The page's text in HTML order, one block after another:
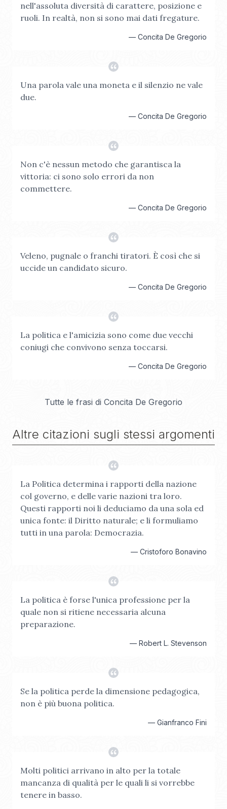
nell'assoluta diversità di carattere, posizione e
ruoli. In realtà, non si sono mai dati fregature.
— Concita De Gregorio
Una parola vale una moneta e il silenzio ne vale
due.
— Concita De Gregorio
Non c'è nessun metodo che garantisca la
vittoria: ci sono solo errori da non
commettere.
— Concita De Gregorio
Veleno, pugnale o franchi tiratori. È così che si
uccide un candidato sicuro.
— Concita De Gregorio
La politica e l'amicizia sono come due vecchi
coniugi che convivono senza toccarsi.
— Concita De Gregorio
Tutte le frasi di Concita De Gregorio
Altre citazioni sugli stessi argomenti
La Politica determina i rapporti della nazione
col governo, e delle varie nazioni tra loro.
Questi rapporti noi li deduciamo da una sola ed
unica fonte: il Diritto naturale; e li formuliamo
tutti in una parola: Democrazia.
— Cristoforo Bonavino
La politica è forse l'unica professione per la
quale non si ritiene necessaria alcuna
preparazione.
— Robert L. Stevenson
Se la politica perde la dimensione pedagogica,
non è più buona politica.
— Gianfranco Fini
Molti politici arrivano in alto per la totale
mancanza di qualità per le quali li si vorrebbe
tenere in basso.